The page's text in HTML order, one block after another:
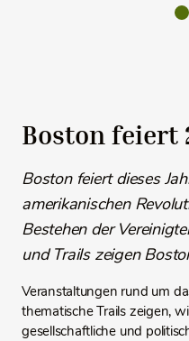
Boston feiert
Boston feiert dieses
amerikanischen
Bestehen der
und Trails zeigen
Veranstaltungen rund um
thematische Trails zeigen,
gesellschaftliche und